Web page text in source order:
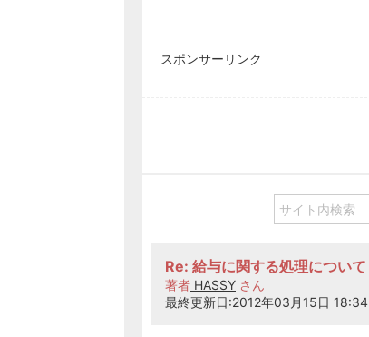
スポンサーリンク
Re: 給与に関する処理について
著者 HASSY さん
最終更新日:2012年03月15日 18:34